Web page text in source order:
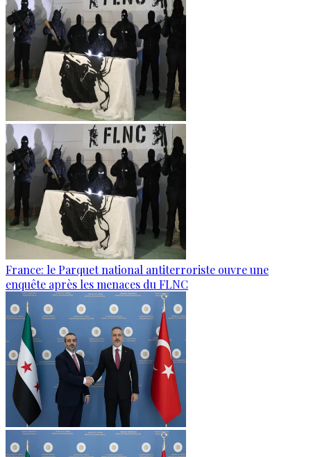
France: le Parquet national antiterroriste ouvre une
enquête après les menaces du FLNC